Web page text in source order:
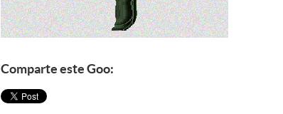
Comparte este Goo: